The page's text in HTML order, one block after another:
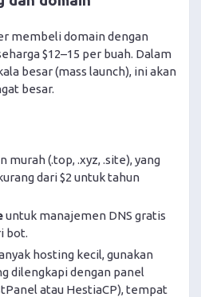
membeli domain dengan
$12–15 per buah. Dalam
besar (mass launch), ini akan
besar.
murah (.top, .xyz, .site), yang
dari $2 untuk tahun
untuk manajemen DNS gratis
bot.
hosting kecil, gunakan
dilengkapi dengan panel
atau HestiaCP), tempat